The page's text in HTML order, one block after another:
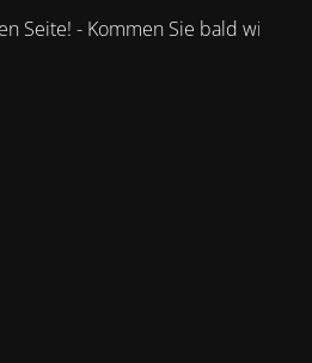
Seite! - Kommen Sie bald wieder.